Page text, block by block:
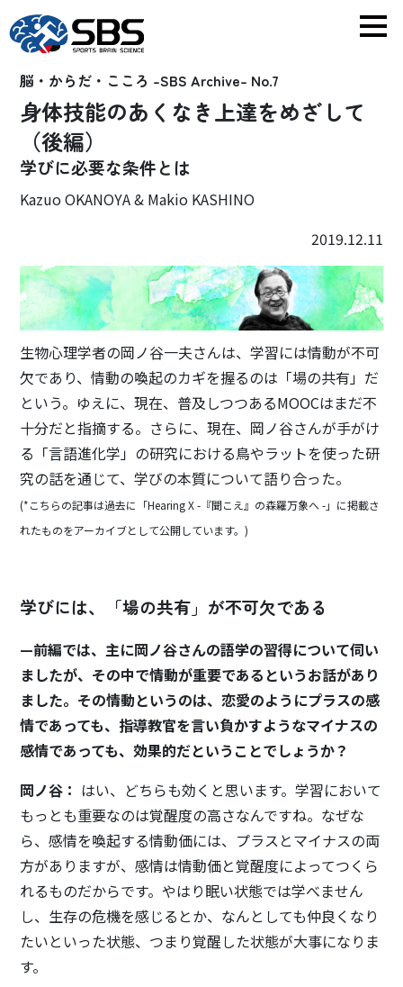
脳・からだ・こころ -SBS Archive- No.7
身体技能のあくなき上達をめざして
（後編）
学びに必要な条件とは
Kazuo OKANOYA & Makio KASHINO
2019.12.11
生物心理学者の岡ノ谷一夫さんは、学習には情動が不可
欠であり、情動の喚起のカギを握るのは「場の共有」だ
という。ゆえに、現在、普及しつつあるMOOCはまだ不
十分だと指摘する。さらに、現在、岡ノ谷さんが手がけ
る「言語進化学」の研究における鳥やラットを使った研
究の話を通じて、学びの本質について語り合った。
(*こちらの記事は過去に「Hearing X -『聞こえ』の森羅万象へ -」に掲載さ
れたものをアーカイブとして公開しています。)
学びには、「場の共有」が不可欠である
—前編では、主に岡ノ谷さんの語学の習得について伺い
ましたが、その中で情動が重要であるというお話があり
ました。その情動というのは、恋愛のようにプラスの感
情であっても、指導教官を言い負かすようなマイナスの
感情であっても、効果的だということでしょうか？
岡ノ谷： はい、どちらも効くと思います。学習において
もっとも重要なのは覚醒度の高さなんですね。なぜな
ら、感情を喚起する情動価には、プラスとマイナスの両
方がありますが、感情は情動価と覚醒度によってつくら
れるものだからです。やはり眠い状態では学べません
し、生存の危機を感じるとか、なんとしても仲良くなり
たいといった状態、つまり覚醒した状態が大事になりま
す。